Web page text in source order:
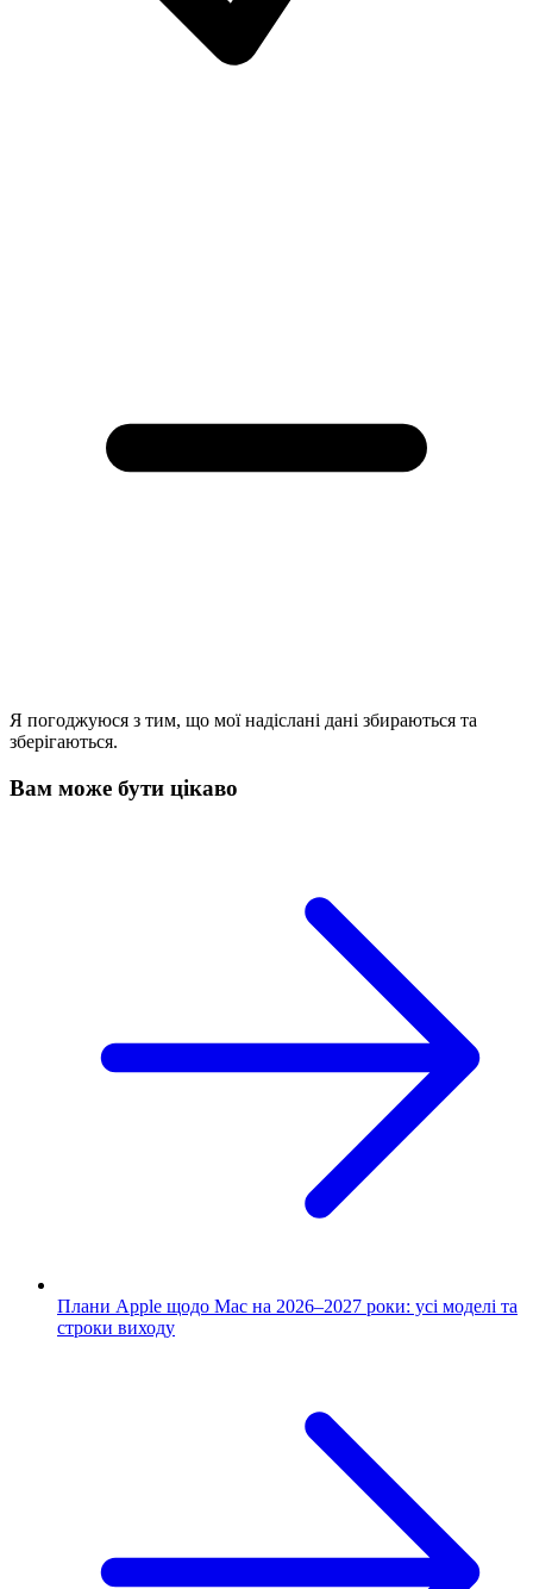
Я погоджуюся з тим, що мої надіслані дані збираються та
зберігаються.
Вам може бути цікаво
Плани Apple щодо Mac на 2026–2027 роки: усі моделі та
строки виходу